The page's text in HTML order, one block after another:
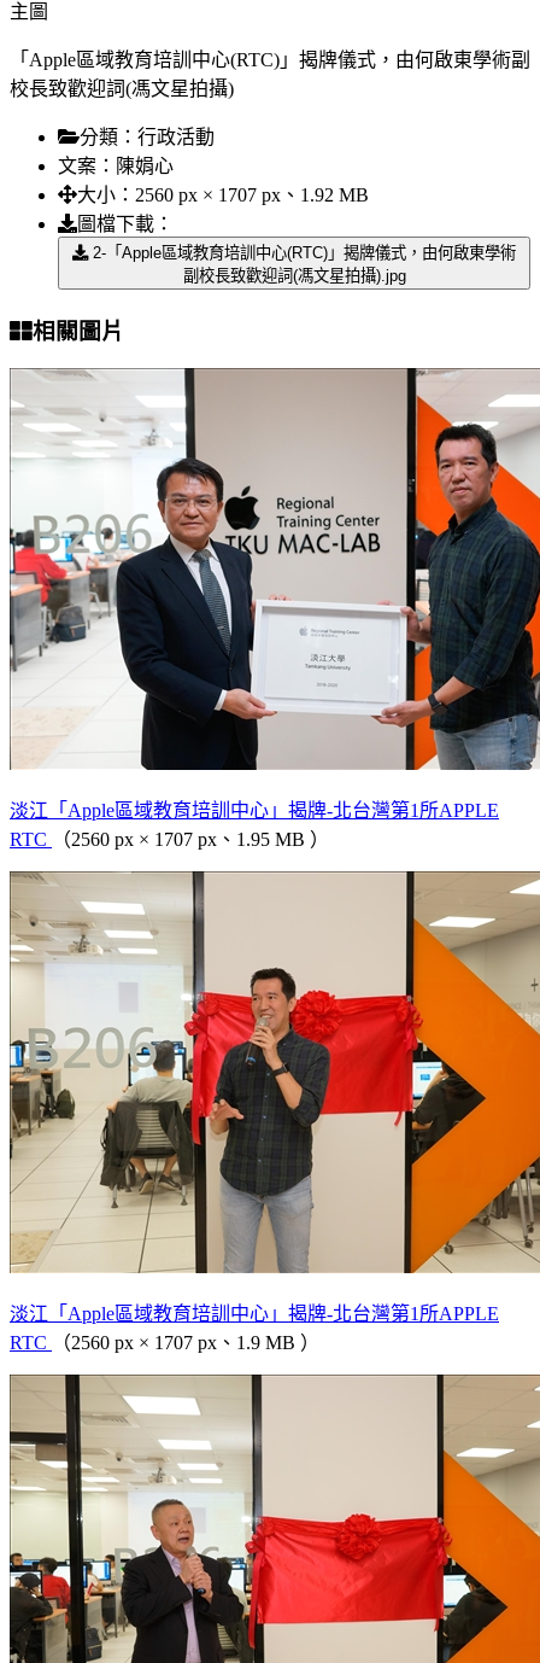
主圖
「Apple區域教育培訓中心(RTC)」揭牌儀式，由何啟東學術副
校長致歡迎詞(馮文星拍攝)
分類： 行政活動
文案： 陳娟心
大小： 2560 px × 1707 px、1.92 MB
圖檔下載：
2-「Apple區域教育培訓中心(RTC)」揭牌儀式，由何啟東學術
副校長致歡迎詞(馮文星拍攝).jpg
相關圖片
淡江「Apple區域教育培訓中心」揭牌-北台灣第1所APPLE
RTC
（2560 px × 1707 px、1.95 MB ）
淡江「Apple區域教育培訓中心」揭牌-北台灣第1所APPLE
RTC
（2560 px × 1707 px、1.9 MB ）